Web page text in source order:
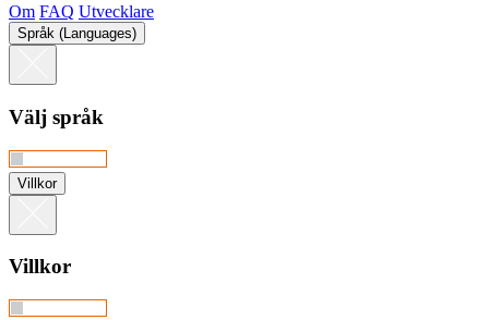
Om FAQ Utvecklare
Språk (Languages)
Välj språk
Villkor
Villkor